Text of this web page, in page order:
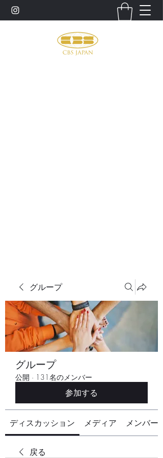
グループ
グループ
公開 · 131名のメンバー
参加する
ディスカッション メディア メンバー
戻る